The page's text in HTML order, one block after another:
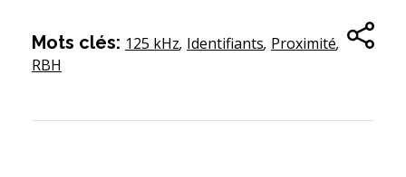
Mots clés: 125 kHz, Identifiants, Proximité,
RBH